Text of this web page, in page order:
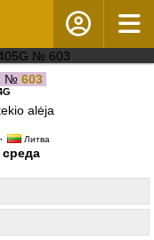
№ 603
alėja
· Литва
среда